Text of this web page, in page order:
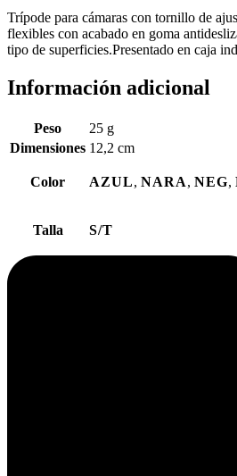
Trípode para cámaras con tornillo de
flexibles con acabado en goma
tipo de superficies.Presentado en caja
Información adicional
Peso
25 g
Dimensiones 12,2 cm
Color AZUL, NARA, NEG,
Talla S/T